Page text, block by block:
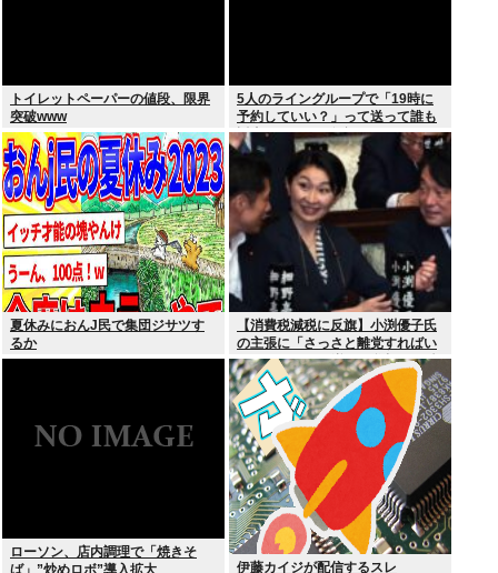
トイレットペーパーの値段、限界
突破www
5人のライングループで「19時に
予約していい？」って送って誰も
返事しないから無視でいいよね？
夏休みにおんJ民で集団ジサツす
るか
【消費税減税に反旗】小渕優子氏
の主張に「さっさと離党すればい
いのに」SNSで逆風…父親から続
く「消費税の系譜」とは
ローソン、店内調理で「焼きそ
伊藤カイジが配信するスレ